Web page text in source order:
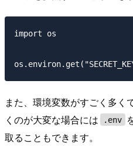
import os
また、環境変数がすごく多く
くのが大変な場合には
.env
取ることもできます。